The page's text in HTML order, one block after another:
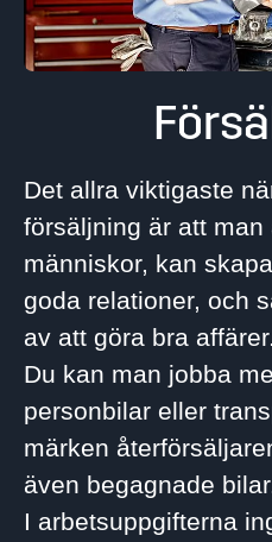
Det allra viktigaste
försäljning är att
människor, kan
goda relationer, och
av att göra bra affärer.
Du kan man jobba
personbilar eller
märken
även begagnade
I arbetsuppgifterna